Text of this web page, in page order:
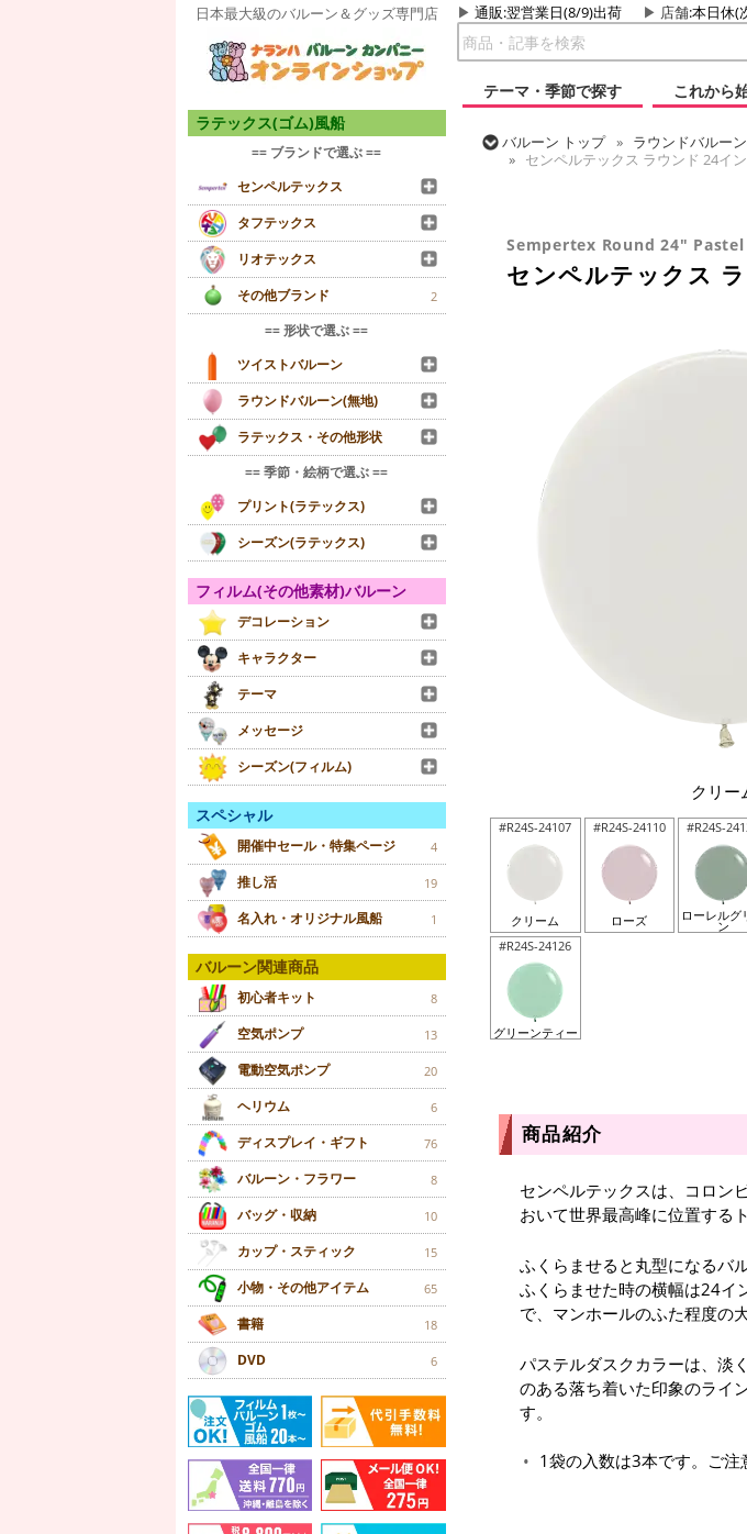
日本最大級のバルーン＆グッズ専門店 通販:翌営業日(8/9)出荷 店舗:本日休(
テーマ・季節で探す
これから
ラテックス(ゴム)風船
== ブランドで選ぶ ==
センペルテックス
タフテックス
リオテックス
その他ブランド
2
== 形状で選ぶ ==
ツイストバルーン
ラウンドバルーン(無地)
ラテックス・その他形状
== 季節・絵柄で選ぶ ==
プリント(ラテックス)
シーズン(ラテックス)
フィルム(その他素材)バルーン
デコレーション
キャラクター
テーマ
メッセージ
シーズン(フィルム)
スペシャル
開催中セール・特集ページ 4
推し活 19
名入れ・オリジナル風船 1
バルーン関連商品
初心者キット 8
空気ポンプ 13
電動空気ポンプ 20
ヘリウム 6
ディスプレイ・ギフト 76
バルーン・フラワー 8
バッグ・収納 10
カップ・スティック 15
小物・その他アイテム 65
書籍 18
DVD 6
バルーン トップ ラウンドバルー
センペルテックス ラウンド 24イ
Sempertex Round 24"
センペルテックス
クリー
#R24S-24107
クリーム
#R24S-24110
ローズ
#R24S-
ローレルグ
ン
#R24S-24126
グリーンティー
商品紹介
センペルテックスは、コロン
おいて世界最高峰に位置する
ふくらませると丸型になるバ
ふくらませた時の横幅は24イ
で、マンホールのふた程度の
パステルダスクカラーは、淡
のある落ち着いた印象のライ
す。
1袋の入数は3本です。ご注